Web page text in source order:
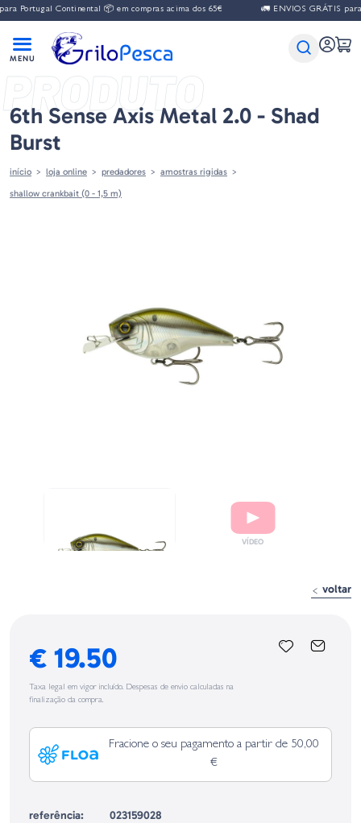
Portugal Continental 📦 em compras acima dos 65€ 🚛 ENVIOS GRÁTIS
PRODUTO
6th Sense Axis Metal 2.0 - Shad
Burst
início loja online predadores
amostras rigidas
shallow crankbait (0 - 1,5 m)
voltar
€ 19.50
Taxa legal em vigor incluído. Despesas de envio calculadas na
finalização da compra.
Fracione o seu pagamento a partir de 50,00
€
referência:
023159028